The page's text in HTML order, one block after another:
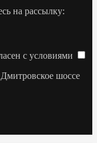
на рассылку:
с условиями
шоссе